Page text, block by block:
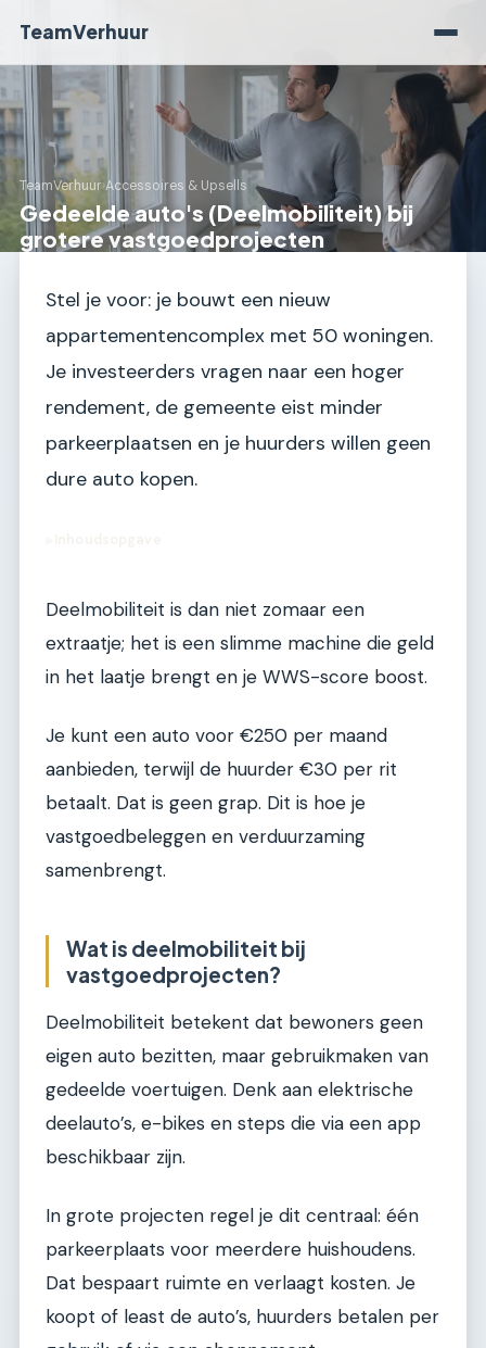
TeamVerhuur
TeamVerhuur›Accessoires & Upsells
Gedeelde auto's (Deelmobiliteit) bij
grotere vastgoedprojecten
Stel je voor: je bouwt een nieuw
appartementencomplex met 50 woningen.
Je investeerders vragen naar een hoger
rendement, de gemeente eist minder
parkeerplaatsen en je huurders willen geen
dure auto kopen.
Deelmobiliteit is dan niet zomaar een
extraatje; het is een slimme machine die geld
in het laatje brengt en je WWS-score boost.
Je kunt een auto voor €250 per maand
aanbieden, terwijl de huurder €30 per rit
betaalt. Dat is geen grap. Dit is hoe je
vastgoedbeleggen en verduurzaming
samenbrengt.
Wat is deelmobiliteit bij
vastgoedprojecten?
Deelmobiliteit betekent dat bewoners geen
eigen auto bezitten, maar gebruikmaken van
gedeelde voertuigen. Denk aan elektrische
deelauto’s, e-bikes en steps die via een app
beschikbaar zijn.
In grote projecten regel je dit centraal: één
parkeerplaats voor meerdere huishoudens.
Dat bespaart ruimte en verlaagt kosten. Je
koopt of least de auto’s, huurders betalen per